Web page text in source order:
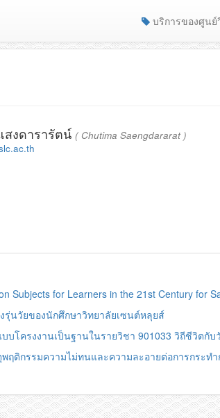
บริการของศูนย์
งดารารัตน์ ( Chutima Saengdararat )
Subjects for Learners in the 21st Century for
รุ่นวัยของนักศึกษาวิทยาลัยเซนต์หลุยส์
บโครงงานเป็นฐานในรายวิชา 901033 วิถีชีวิตกั
ฤติกรรมความไม่ทนและความละอายต่อการกระท